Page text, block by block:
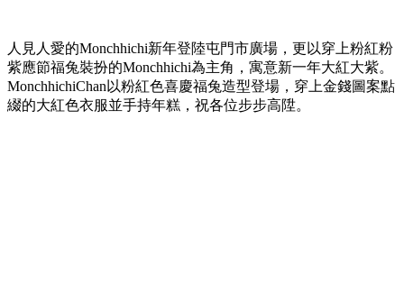
人見人愛的Monchhichi新年登陸屯門市廣場，更以穿上粉紅粉
紫應節福兔裝扮的Monchhichi為主角，寓意新一年大紅大紫。
MonchhichiChan 以粉紅色喜慶福兔造型登場，穿上金錢圖案點
綴的大紅色衣服並手持年糕，祝各位步步高陞。